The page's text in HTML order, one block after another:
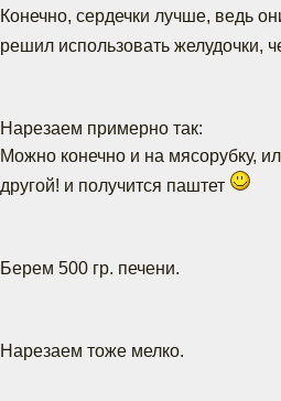
Конечно, сердечки лучше, ведь
решил использовать желудочки,
Нарезаем примерно так:
Можно конечно и на мясорубку,
другой! и получится паштет
Берем 500 гр. печени.
Нарезаем тоже мелко.